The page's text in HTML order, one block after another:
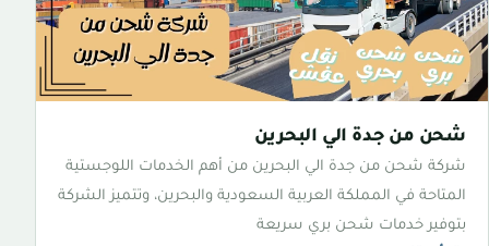
شحن من جدة الي البحرين
شركة شحن من جدة الي البحرين من أهم الخدمات اللوجستية
المتاحة في المملكة العربية السعودية والبحرين، وتتميز الشركة
بتوفير خدمات شحن بري سريعة